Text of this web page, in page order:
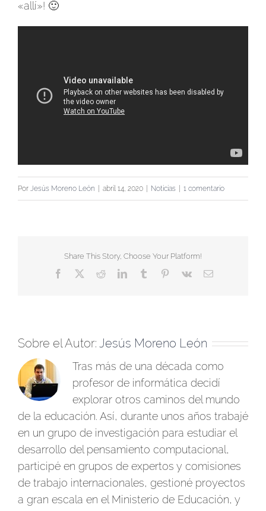
«allí»! 🙂
Por Jesús Moreno León abril 14, 2020 Noticias 1 comentario
Share This Story, Choose Your Platform!
Facebook RedditLinkedInTumblr Pinterest
Vk
Correo
Sobre el Autor: Jesús Moreno León
Tras más de una década como
profesor de informática decidí
explorar otros caminos del mundo
de la educación. Así, durante unos años trabajé
en un grupo de investigación para estudiar el
desarrollo del pensamiento computacional,
participé en grupos de expertos y comisiones
de trabajo internacionales, gestioné proyectos
a gran escala en el Ministerio de Educación, y